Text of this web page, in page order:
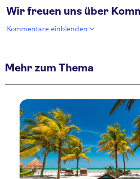
Wir freuen uns über
Kommentare einblenden
Mehr zum Thema